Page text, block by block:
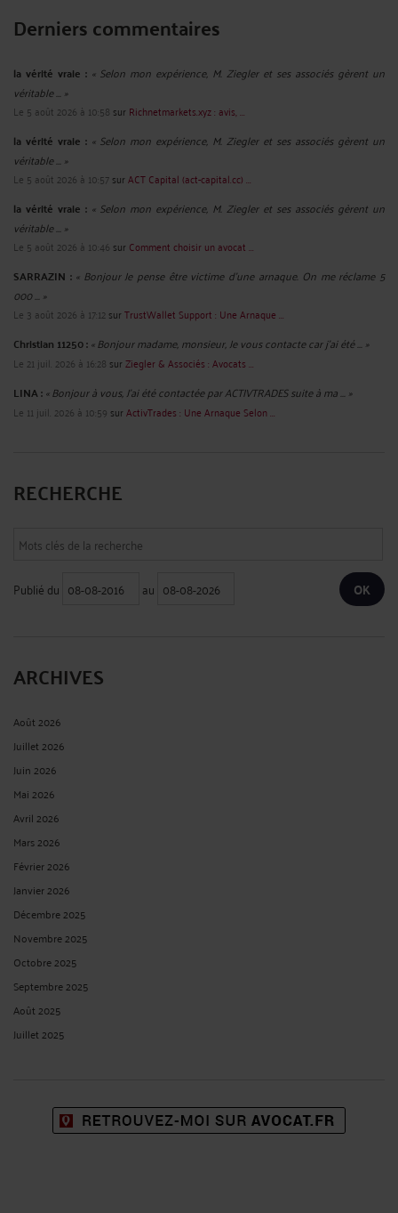
Derniers commentaires
la vérité vraie : « Selon mon expérience, M. Ziegler et ses associés gèrent un
véritable ... »
Le 5 août 2026 à 10:58 sur Richnetmarkets.xyz : avis, ...
la vérité vraie : « Selon mon expérience, M. Ziegler et ses associés gèrent un
véritable ... »
Le 5 août 2026 à 10:57surACT Capital (act-capital.cc) ...
la vérité vraie : « Selon mon expérience, M. Ziegler et ses associés gèrent un
véritable ... »
Le 5 août 2026 à 10:46 sur Comment choisir un avocat ...
SARRAZIN : « Bonjour Je pense être victime d'une arnaque. On me réclame 5
000 ... »
Le 3 août 2026 à 17:12surTrustWallet Support : Une Arnaque ...
Christian 11250 :« Bonjour madame, monsieur, Je vous contacte car j'ai été ... »
Le 21 juil. 2026 à 16:28 surZiegler & Associés : Avocats ...
LINA :« Bonjour à vous, J'ai été contactée par ACTIVTRADES suite à ma ... »
Le 11 juil. 2026 à 10:59 surActivTrades : Une Arnaque Selon ...
RECHERCHE
Publié du au
ARCHIVES
Août 2026
Juillet 2026
Juin 2026
Mai 2026
Avril 2026
Mars 2026
Février 2026
Janvier 2026
Décembre 2025
Novembre 2025
Octobre 2025
Septembre 2025
Août 2025
Juillet 2025